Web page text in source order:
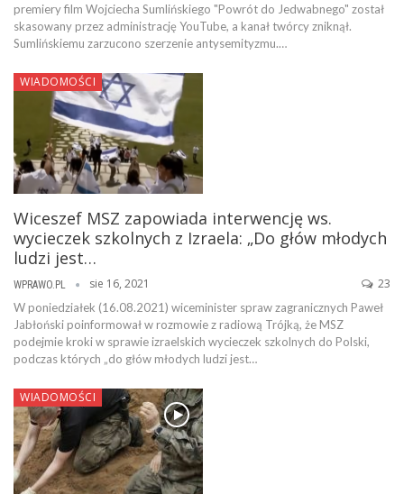
premiery film Wojciecha Sumlińskiego "Powrót do Jedwabnego" został
skasowany przez administrację YouTube, a kanał twórcy zniknął.
Sumlińskiemu zarzucono szerzenie antysemityzmu.…
WIADOMOŚCI
Wiceszef MSZ zapowiada interwencję ws.
wycieczek szkolnych z Izraela: „Do głów młodych
ludzi jest…
WPRAWO.PL sie 16, 2021 23
W poniedziałek (16.08.2021) wiceminister spraw zagranicznych Paweł
Jabłoński poinformował w rozmowie z radiową Trójką, że MSZ
podejmie kroki w sprawie izraelskich wycieczek szkolnych do Polski,
podczas których „do głów młodych ludzi jest…
WIADOMOŚCI